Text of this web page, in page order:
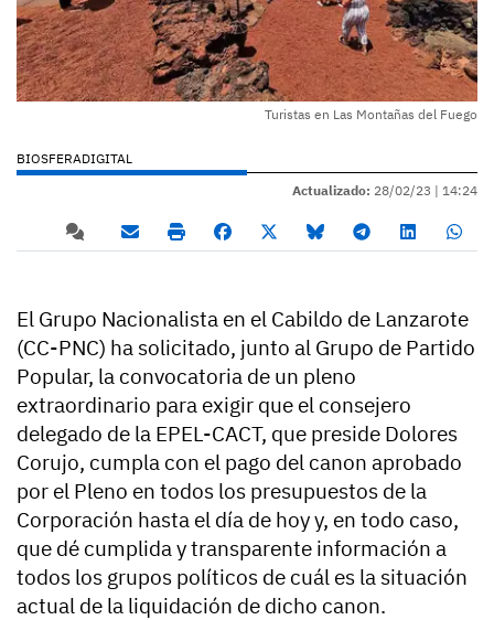
Turistas en Las Montañas del Fuego
BIOSFERADIGITAL
Actualizado: 28/02/23 | 14:24
El Grupo Nacionalista en el Cabildo de Lanzarote
(CC-PNC) ha solicitado, junto al Grupo de Partido
Popular, la convocatoria de un pleno
extraordinario para exigir que el consejero
delegado de la EPEL-CACT, que preside Dolores
Corujo, cumpla con el pago del canon aprobado
por el Pleno en todos los presupuestos de la
Corporación hasta el día de hoy y, en todo caso,
que dé cumplida y transparente información a
todos los grupos políticos de cuál es la situación
actual de la liquidación de dicho canon.